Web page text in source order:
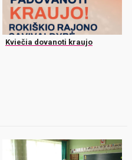
Kviečia dovanoti kraujo